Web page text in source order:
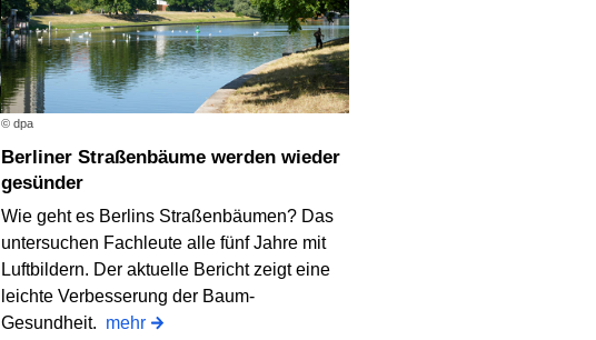
© dpa
Berliner Straßenbäume werden wieder
gesünder
Wie geht es Berlins Straßenbäumen? Das
untersuchen Fachleute alle fünf Jahre mit
Luftbildern. Der aktuelle Bericht zeigt eine
leichte Verbesserung der Baum-
Gesundheit. mehr